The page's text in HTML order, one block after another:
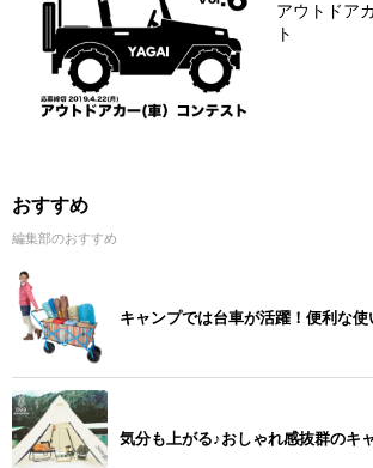
アウトドア
ト
おすすめ
編集部のおすすめ
キャンプでは台車が活躍！便利な
気分も上がる♪おしゃれ感抜群のキ